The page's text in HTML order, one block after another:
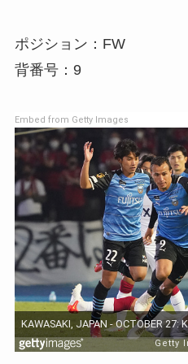
ポジション：FW
背番号：9
Embed from Getty Images